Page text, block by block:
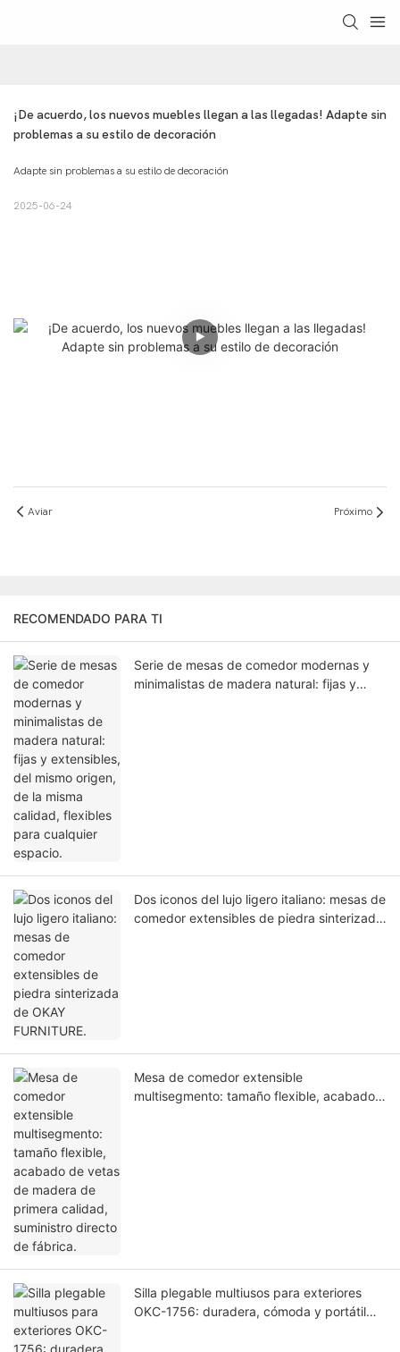
¡De acuerdo, los nuevos muebles llegan a las llegadas! Adapte sin
problemas a su estilo de decoración
Adapte sin problemas a su estilo de decoración
2025-06-24
Aviar Próximo
RECOMENDADO PARA TI
Serie de mesas de comedor modernas y
minimalistas de madera natural: fijas y
Dos iconos del lujo ligero italiano: mesas de
comedor extensibles de piedra sinterizada
Mesa de comedor extensible
multisegmento: tamaño flexible, acabado
Silla plegable multiusos para exteriores
OKC-1756: duradera, cómoda y portátil